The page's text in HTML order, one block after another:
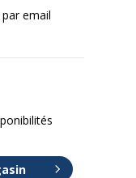
email